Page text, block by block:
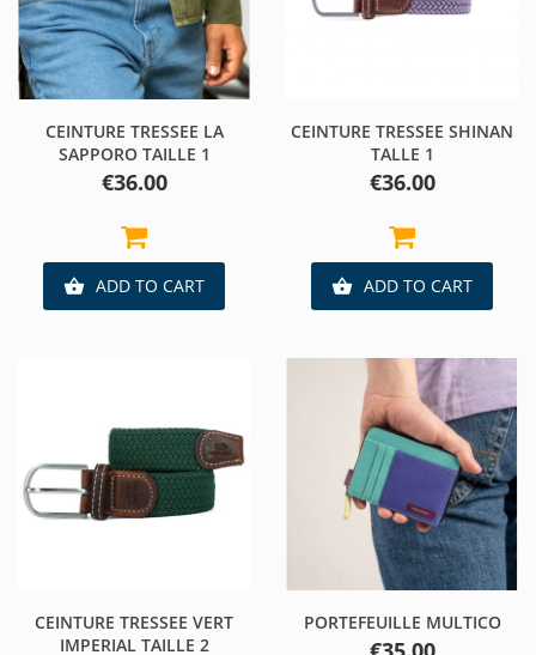
CEINTURE TRESSEE LA
SAPPORO TAILLE 1
Price
€36.00
 ADD TO CART
CEINTURE TRESSEE SHINAN
TALLE 1
Price
€36.00
 ADD TO CART
CEINTURE TRESSEE VERT
IMPERIAL TAILLE 2
PORTEFEUILLE MULTICO